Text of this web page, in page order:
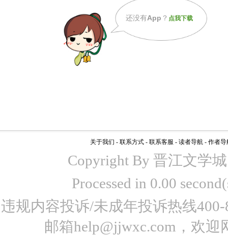
还没有App ？ 点我下载
关于我们 - 联系方式 - 联系客服 - 读者导航 - 作者导
Copyright By 晋江文学
Processed in 0.00
违规内容投诉/未成年投诉热线
邮箱help@jjwxc.com，欢